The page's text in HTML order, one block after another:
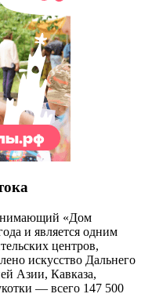
«Дом
и является одним
центров,
искусство Дальнего
Азии, Кавказа,
— всего 147 500